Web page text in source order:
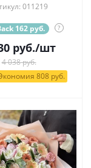
011219
162 руб. ?
руб./шт
4 038 руб.
808 руб.